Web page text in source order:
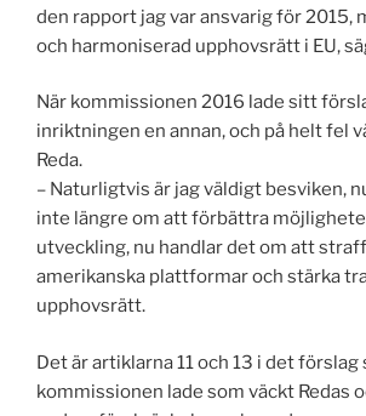
den rapport jag var ansvarig för 2015,
och harmoniserad upphovsrätt i EU,
När kommissionen 2016 lade sitt
inriktningen en annan, och på helt fel
Reda.
– Naturligtvis är jag väldigt besviken,
inte längre om att förbättra
utveckling, nu handlar det om att
amerikanska plattformar och stärka
upphovsrätt.
Det är artiklarna 11 och 13 i det förslag
kommissionen lade som väckt Redas